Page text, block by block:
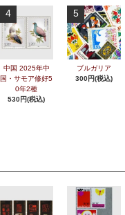
4
中国 2025年中
国・サモア修好5
0年2種
530円(税込)
5
ブルガリア
300円(税込)